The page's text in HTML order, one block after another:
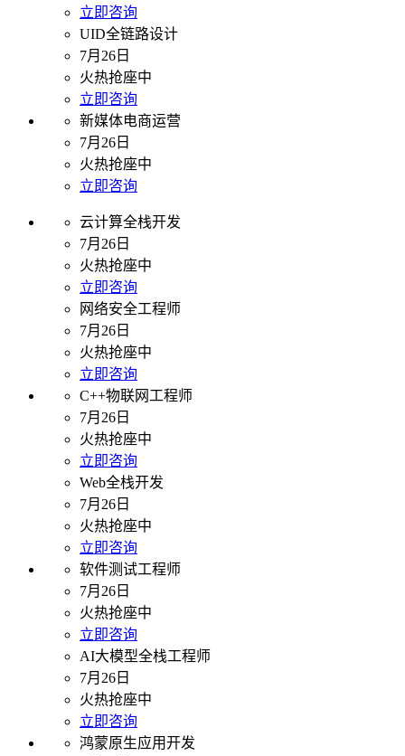
立即咨询
UID全链路设计
7月26日
火热抢座中
立即咨询
新媒体电商运营
7月26日
火热抢座中
立即咨询
云计算全栈开发
7月26日
火热抢座中
立即咨询
网络安全工程师
7月26日
火热抢座中
立即咨询
C++物联网工程师
7月26日
火热抢座中
立即咨询
Web全栈开发
7月26日
火热抢座中
立即咨询
软件测试工程师
7月26日
火热抢座中
立即咨询
AI大模型全栈工程师
7月26日
火热抢座中
立即咨询
鸿蒙原生应用开发